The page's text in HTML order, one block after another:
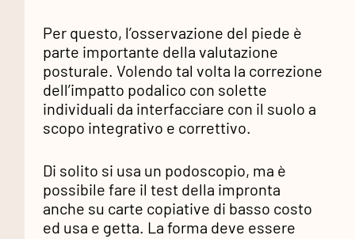
Per questo, l’osservazione del piede è
parte importante della valutazione
posturale. Volendo tal volta la correzione
dell’impatto podalico con solette
individuali da interfacciare con il suolo a
scopo integrativo e correttivo.
Di solito si usa un podoscopio, ma è
possibile fare il test della impronta
anche su carte copiative di basso costo
ed usa e getta. La forma deve essere